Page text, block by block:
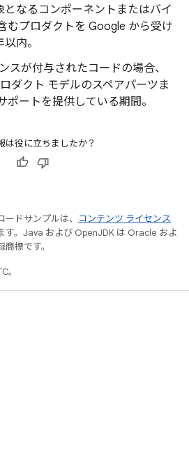
となるコンポーネントまたはバイ
むプロダクトを Google から受け
内。
スが付与されたコードの場合、
ダクト モデルのスペアパーツま
ポートを提供している期間。
は役に立ちましたか？
ドサンプルは、
コンテンツ ライセンス
す。Java および OpenJDK は Oracle およ
標です。
。